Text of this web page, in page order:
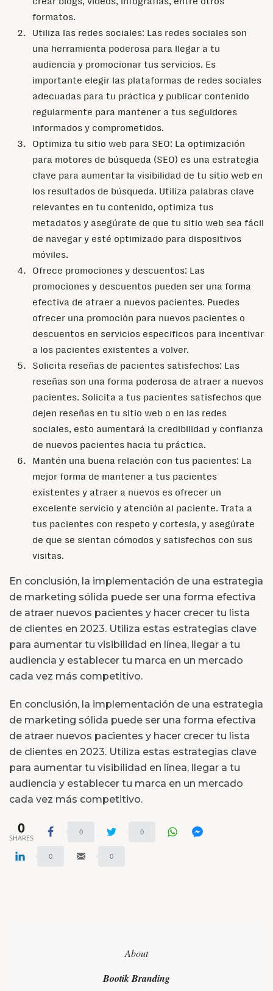
formatos.
Utiliza las redes sociales: Las redes sociales son
una herramienta poderosa para llegar a tu
audiencia y promocionar tus servicios. Es
importante elegir las plataformas de redes sociales
adecuadas para tu práctica y publicar contenido
regularmente para mantener a tus seguidores
informados y comprometidos.
Optimiza tu sitio web para SEO: La optimización
para motores de búsqueda (SEO) es una estrategia
clave para aumentar la visibilidad de tu sitio web en
los resultados de búsqueda. Utiliza palabras clave
relevantes en tu contenido, optimiza tus
metadatos y asegúrate de que tu sitio web sea fácil
de navegar y esté optimizado para dispositivos
móviles.
Ofrece promociones y descuentos: Las
promociones y descuentos pueden ser una forma
efectiva de atraer a nuevos pacientes. Puedes
ofrecer una promoción para nuevos pacientes o
descuentos en servicios específicos para incentivar
a los pacientes existentes a volver.
Solicita reseñas de pacientes satisfechos: Las
reseñas son una forma poderosa de atraer a nuevos
pacientes. Solicita a tus pacientes satisfechos que
dejen reseñas en tu sitio web o en las redes
sociales, esto aumentará la credibilidad y confianza
de nuevos pacientes hacia tu práctica.
Mantén una buena relación con tus pacientes: La
mejor forma de mantener a tus pacientes
existentes y atraer a nuevos es ofrecer un
excelente servicio y atención al paciente. Trata a
tus pacientes con respeto y cortesía, y asegúrate
de que se sientan cómodos y satisfechos con sus
visitas.
En conclusión, la implementación de una estrategia
de marketing sólida puede ser una forma efectiva
de atraer nuevos pacientes y hacer crecer tu lista
de clientes en 2023. Utiliza estas estrategias clave
para aumentar tu visibilidad en línea, llegar a tu
audiencia y establecer tu marca en un mercado
cada vez más competitivo.
En conclusión, la implementación de una estrategia
de marketing sólida puede ser una forma efectiva
de atraer nuevos pacientes y hacer crecer tu lista
de clientes en 2023. Utiliza estas estrategias clave
para aumentar tu visibilidad en línea, llegar a tu
audiencia y establecer tu marca en un mercado
cada vez más competitivo.
0
SHARES
0 0
0 0
About
Bootik Branding